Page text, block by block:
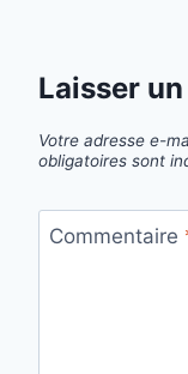
Laisser
Votre adresse e-
obligatoires sont
Commentaire